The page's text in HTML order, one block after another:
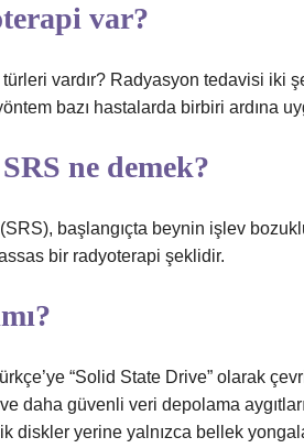
var?
vardır? Radyasyon tedavisi iki
bazı hastalarda birbiri ardına
ne demek?
başlangıçta beynin işlev
bir radyoterapi şeklidir.
“Solid State Drive” olarak
daha güvenli veri depolama
diskler yerine yalnızca bellek